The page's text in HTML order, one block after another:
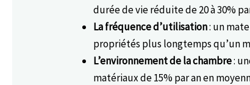
durée de vie réduite de 20 à 30%
La fréquence d’utilisation: un
propriétés plus longtemps qu’un
L’environnement de la chambre:
matériaux de 15% par an en